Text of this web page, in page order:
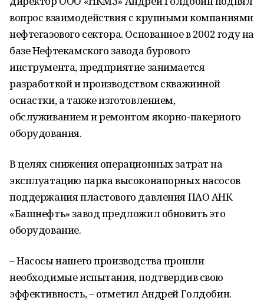
вопрос взаимодействия с крупными компаниями
нефтегазового сектора. Основанное в 2002 году на
базе Нефтекамского завода бурового
инструмента, предприятие занимается
разработкой и производством скважинной
оснастки, а также изготовлением,
обслуживанием и ремонтом якорно-пакерного
оборудования.
В целях снижения операционных затрат на
эксплуатацию парка высоконапорных насосов
поддержания пластового давления ПАО АНК
«Башнефть» завод предложил обновить это
оборудование.
– Насосы нашего производства прошли
необходимые испытания, подтвердив свою
эффективность, – отметил Андрей Голдобин.